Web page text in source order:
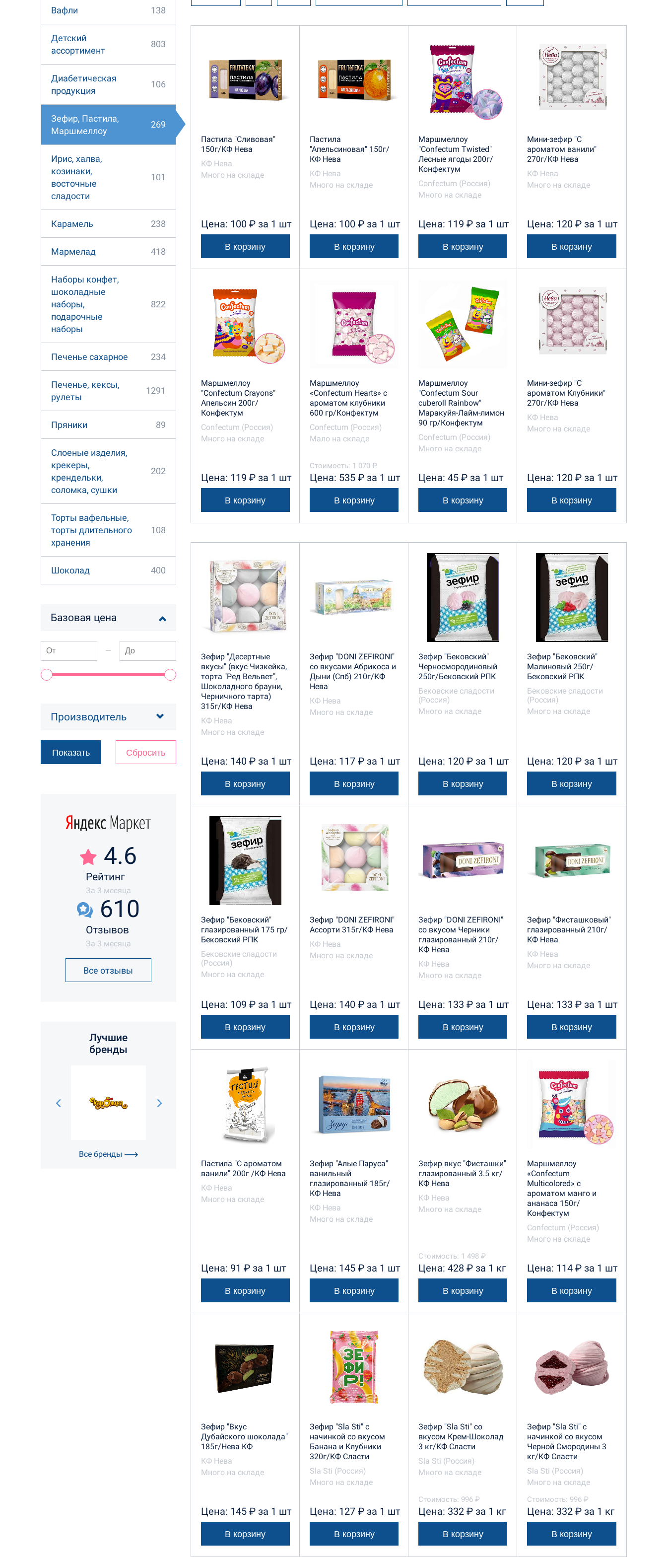
Вафли 138
Детский
ассортимент
803
Диабетическая
продукция
106
Зефир, Пастила,
Маршмеллоу
269
Ирис, халва,
козинаки,
восточные
сладости
101
Карамель 238
Мармелад 418
Наборы конфет,
шоколадные
наборы,
подарочные
наборы
822
Печенье сахарное 234
Печенье, кексы,
рулеты
1291
Пряники 89
Слоеные изделия,
крекеры,
крендельки,
соломка, сушки
202
Торты вафельные,
торты длительного
хранения
108
Шоколад 400
Базовая цена
—
Производитель
4.6
Рейтинг
За 3 месяца
610
Отзывов
За 3 месяца
Все отзывы
Лучшие
бренды
Все бренды
Печенье и шоколад в ассортименте
Сластена Старые Традиции ТД Империя Финтур
Пастила "Сливовая"
150г/КФ Нева
КФ Нева
Много на складе
Цена: 100 ₽ за 1 шт
В корзину
Пастила
"Апельсиновая" 150г/
КФ Нева
КФ Нева
Много на складе
Цена: 100 ₽ за 1 шт
В корзину
Маршмеллоу
"Confectum Twisted"
Лесные ягоды 200г/
Конфектум
Confectum (Россия)
Много на складе
Цена: 119 ₽ за 1 шт
В корзину
Мини-зефир "С
ароматом ванили"
270г/КФ Нева
КФ Нева
Много на складе
Цена: 120 ₽ за 1 шт
В корзину
Маршмеллоу
"Confectum Crayons"
Апельсин 200г/
Конфектум
Confectum (Россия)
Много на складе
Цена: 119 ₽ за 1 шт
В корзину
Маршмеллоу
«Confectum Hearts» с
ароматом клубники
600 гр/Конфектум
Confectum (Россия)
Мало на складе
Стоимость: 1 070 ₽
Цена: 535 ₽ за 1 шт
В корзину
Маршмеллоу
"Confectum Sour
cuberoll Rainbow"
Маракуйя-Лайм-лимон
90 гр/Конфектум
Confectum (Россия)
Много на складе
Цена: 45 ₽ за 1 шт
В корзину
Мини-зефир "С
ароматом Клубники"
270г/КФ Нева
КФ Нева
Много на складе
Цена: 120 ₽ за 1 шт
В корзину
Зефир "Десертные
вкусы" (вкус Чизкейка,
торта "Ред Вельвет",
Шоколадного брауни,
Черничного тарта)
315г/КФ Нева
КФ Нева
Много на складе
Цена: 140 ₽ за 1 шт
В корзину
Зефир "DONI ZEFIRONI"
со вкусами Абрикоса и
Дыни (Спб) 210г/КФ
Нева
КФ Нева
Много на складе
Цена: 117 ₽ за 1 шт
В корзину
Зефир "Бековский"
Черносмородиновый
250г/Бековский РПК
Бековские сладости
(Россия)
Много на складе
Цена: 120 ₽ за 1 шт
В корзину
Зефир "Бековский"
Малиновый 250г/
Бековский РПК
Бековские сладости
(Россия)
Много на складе
Цена: 120 ₽ за 1 шт
В корзину
Зефир "Бековский"
глазированный 175 гр/
Бековский РПК
Бековские сладости
(Россия)
Много на складе
Цена: 109 ₽ за 1 шт
В корзину
Зефир "DONI ZEFIRONI"
Ассорти 315г/КФ Нева
КФ Нева
Много на складе
Цена: 140 ₽ за 1 шт
В корзину
Зефир "DONI ZEFIRONI"
со вкусом Черники
глазированный 210г/
КФ Нева
КФ Нева
Много на складе
Цена: 133 ₽ за 1 шт
В корзину
Зефир "Фисташковый"
глазированный 210г/
КФ Нева
КФ Нева
Много на складе
Цена: 133 ₽ за 1 шт
В корзину
Пастила "С ароматом
ванили" 200г /КФ Нева
КФ Нева
Много на складе
Цена: 91 ₽ за 1 шт
В корзину
Зефир "Алые Паруса"
ванильный
глазированный 185г/
КФ Нева
КФ Нева
Много на складе
Цена: 145 ₽ за 1 шт
В корзину
Зефир вкус "Фисташки"
глазированный 3.5 кг/
КФ Нева
КФ Нева
Много на складе
Стоимость: 1 498 ₽
Цена: 428 ₽ за 1 кг
В корзину
Маршмеллоу
«Confectum
Multicolored» с
ароматом манго и
ананаса 150г/
Конфектум
Confectum (Россия)
Много на складе
Цена: 114 ₽ за 1 шт
В корзину
Зефир "Вкус
Дубайского шоколада"
185г/Нева КФ
КФ Нева
Много на складе
Цена: 145 ₽ за 1 шт
В корзину
Зефир "Sla Sti" с
начинкой со вкусом
Банана и Клубники
320г/КФ Сласти
Sla Sti (Россия)
Много на складе
Цена: 127 ₽ за 1 шт
В корзину
Зефир "Sla Sti" со
вкусом Крем-Шоколад
3 кг/КФ Сласти
Sla Sti (Россия)
Много на складе
Стоимость: 996 ₽
Цена: 332 ₽ за 1 кг
В корзину
Зефир "Sla Sti" с
начинкой со вкусом
Черной Смородины 3
кг/КФ Сласти
Sla Sti (Россия)
Много на складе
Стоимость: 996 ₽
Цена: 332 ₽ за 1 кг
В корзину